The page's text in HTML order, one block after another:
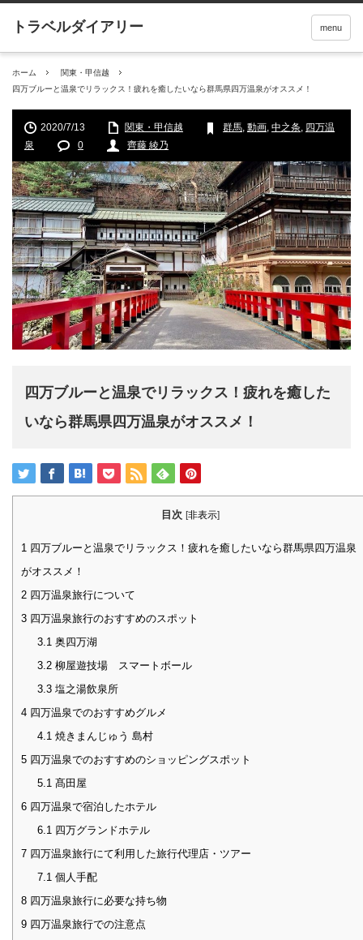
menu
ホーム
関東・甲信越
四万ブルーと温泉でリラックス！疲れを癒したいなら群馬県四万温泉がオススメ！
2020/7/13 関東・甲信越 群馬, 動画, 中之条, 四万温
泉
0 齊藤 綾乃
四万ブルーと温泉でリラックス！疲れを癒した
いなら群馬県四万温泉がオススメ！
目次 [非表示]
1 四万ブルーと温泉でリラックス！疲れを癒したいなら群馬県四万温泉
がオススメ！
2 四万温泉旅行について
3 四万温泉旅行のおすすめのスポット
3.1 奥四万湖
3.2柳屋遊技場 スマートボール
3.3塩之湯飲泉所
4 四万温泉でのおすすめグルメ
4.1 焼きまんじゅう 島村
5 四万温泉でのおすすめのショッピングスポット
5.1 髙田屋
6 四万温泉で宿泊したホテル
6.1 四万グランドホテル
7 四万温泉旅行にて利用した旅行代理店・ツアー
7.1 個人手配
8 四万温泉旅行に必要な持ち物
9 四万温泉旅行での注意点